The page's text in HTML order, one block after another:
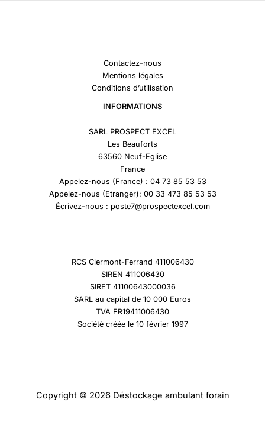
Contactez-nous
Mentions légales
Conditions d’utilisation
INFORMATIONS
SARL PROSPECT EXCEL
Les Beauforts
63560 Neuf-Eglise
France
Appelez-nous (France) : 04 73 85 53 53
Appelez-nous (Etranger): 00 33 473 85 53 53
Écrivez-nous : poste7@prospectexcel.com
RCS Clermont-Ferrand 411006430
SIREN 411006430
SIRET 41100643000036
SARL au capital de 10 000 Euros
TVA FR19411006430
Société créée le 10 février 1997
Copyright © 2026 Déstockage ambulant forain